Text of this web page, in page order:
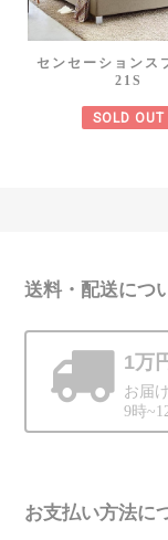
センセーションス
21S
SOLD OUT
送料・配送につ
1万
お届
9時
お支払い方法に